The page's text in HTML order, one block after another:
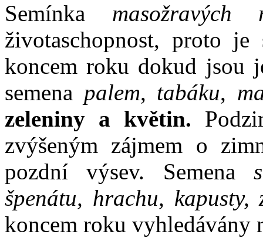
Semínka masožravých
životaschopnost, proto je
koncem roku dokud jsou
semena palem, tabáku,
zeleniny a květin.
zvýšeným zájmem o
pozdní výsev. Semena
špenátu, hrachu, kapusty,
koncem roku vyhledávány